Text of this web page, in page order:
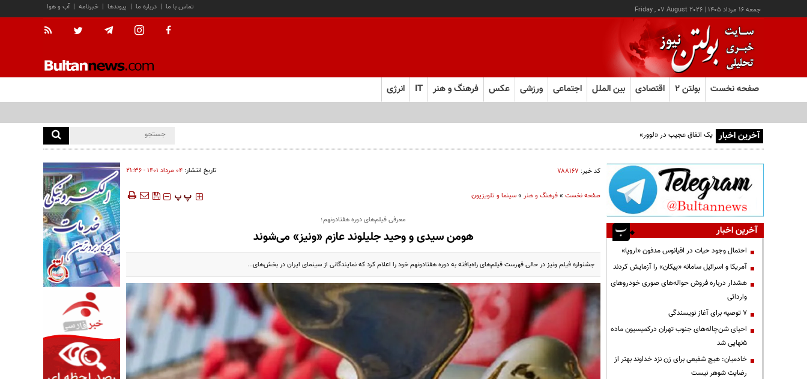
جمعه ۱۶ مرداد ۱۴۰۵ |
Friday , 07 August 2026 آب و هوا | خبرنامه | پیوندها | درباره ما | تماس با ما
صفحه نخست بولتن ۲ اقتصادی بین الملل اجتماعی ورزشی عکس فرهنگ و هنر IT انرژی
آخرین اخبار یک اتفاق عجیب در «لوور»
کد خبر: ۷۸۸۱۶۷ تاریخ انتشار: ۰۴ مرداد ۱۴۰۱ - ۲۱:۳۶
صفحه نخست»فرهنگ و هنر»سینما و تلویزیون ‍‍‍ پ پ
معرفی فیلم‌های دوره هفتادونهم؛
هومن سیدی و وحید جلیلوند عازم «ونیز» می‌شوند
جشنواره فیلم ونیز در حالی فهرست فیلم‌های راه‌یافته به دوره هفتادونهم خود را اعلام کرد که نمایندگانی از سینمای ایران در بخش‌های...
آخرین اخبار
احتمال وجود حیات در اقیانوس مدفون «اروپا»
آمریکا و اسرائیل سامانه «پیکان» را آزمایش کردند
هشدار درباره فروش حواله‌های صوری خودروهای
وارداتی
۷ توصیه برای آغاز نویسندگی
احیای شن‌چاله‌های جنوب تهران درکمیسیون ماده
۵نهایی شد
خادمیان: هیچ شفیعی برای زن نزد خداوند بهتر از
رضایت شوهر نیست